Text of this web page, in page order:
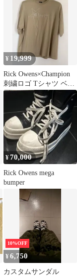
¥ 19,999
Rick Owens×Champion
刺繍ロゴ Tシャツ ベー
ジュ
¥70,000
Rick Owens mega
bumper
10%OFF
¥6,750
カスタムサンダル